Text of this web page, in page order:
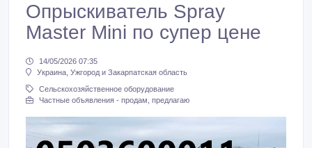
Опрыскиватель Spray
Master Mini по супер цене
14/05/2026 07:35
Украина, Ужгород и Закарпатская область
Сельскохозяйственное оборудование
Частные объявления - продам, предлагаю